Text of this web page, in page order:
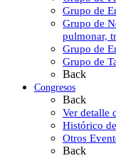
Grupo de
Grupo de
pulmonar,
Grupo de
Grupo de
Back
Congresos
Back
Ver detalle
Histórico
Otros
Back